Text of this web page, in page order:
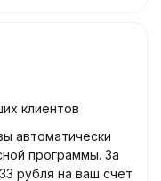
клиентов
автоматически
программы. За
рубля на ваш счет